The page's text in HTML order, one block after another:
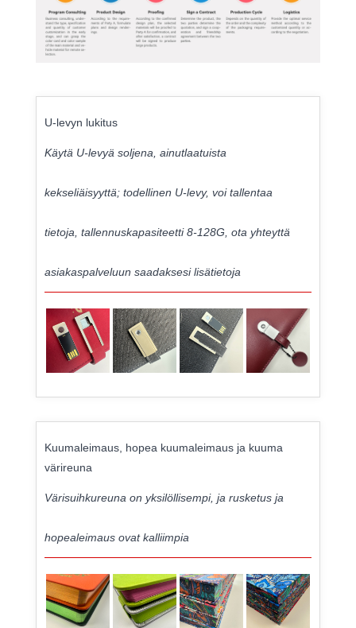
U-levyn lukitus
Käytä U-levyä soljena, ainutlaatuista
kekseliäisyyttä; todellinen U-levy, voi tallentaa
tietoja, tallennuskapasiteetti 8-128G, ota yhteyttä
asiakaspalveluun saadaksesi lisätietoja
Kuumaleimaus, hopea kuumaleimaus ja kuuma
värireuna
Värisuihkureuna on yksilöllisempi, ja rusketus ja
hopealeimaus ovat kalliimpia